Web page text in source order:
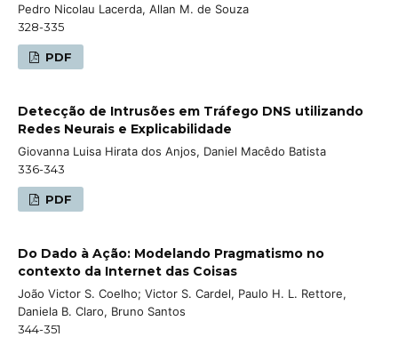
Pedro Nicolau Lacerda, Allan M. de Souza
328-335
PDF
Detecção de Intrusões em Tráfego DNS utilizando
Redes Neurais e Explicabilidade
Giovanna Luisa Hirata dos Anjos, Daniel Macêdo Batista
336-343
PDF
Do Dado à Ação: Modelando Pragmatismo no
contexto da Internet das Coisas
João Victor S. Coelho; Victor S. Cardel, Paulo H. L. Rettore,
Daniela B. Claro, Bruno Santos
344-351